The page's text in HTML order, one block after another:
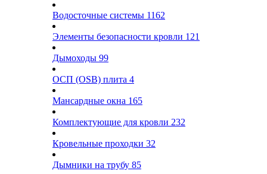
Водосточные системы 1162
Элементы безопасности кровли 121
Дымоходы 99
ОСП (OSB) плита 4
Мансардные окна 165
Комплектующие для кровли 232
Кровельные проходки 32
Дымники на трубу 85